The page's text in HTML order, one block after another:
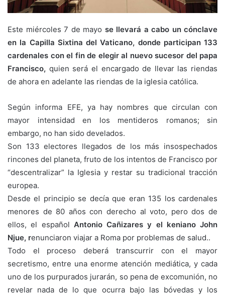
Este miércoles 7 de mayo se llevará a cabo un cónclave
en la Capilla Sixtina del Vaticano, donde participan 133
cardenales con el fin de elegir al nuevo sucesor del papa
Francisco, quien será el encargado de llevar las riendas
de ahora en adelante las riendas de la iglesia católica.
Según informa EFE, ya hay nombres que circulan con
mayor intensidad en los mentideros romanos; sin
embargo, no han sido develados.
Son 133 electores llegados de los más insospechados
rincones del planeta, fruto de los intentos de Francisco por
“descentralizar” la Iglesia y restar su tradicional tracción
europea.
Desde el principio se decía que eran 135 los cardenales
menores de 80 años con derecho al voto, pero dos de
ellos, el español Antonio Cañizares y el keniano John
Njue, renunciaron viajar a Roma por problemas de salud..
Todo el proceso deberá transcurrir con el mayor
secretismo, entre una enorme atención mediática, y cada
uno de los purpurados jurarán, so pena de excomunión, no
revelar nada de lo que ocurra bajo las bóvedas y los